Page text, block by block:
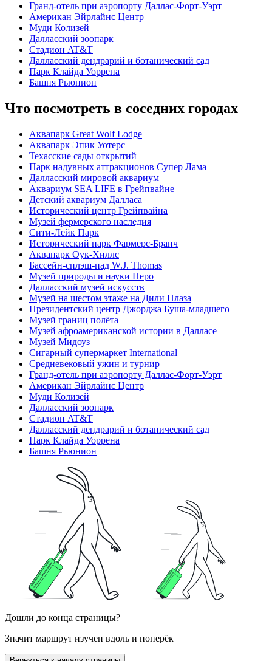
Гранд-отель при аэропорту Даллас-Форт-Уэрт
Американ Эйрлайнс Центр
Муди Колизей
Далласский зоопарк
Стадион AT&T
Далласский дендрарий и ботанический сад
Парк Клайда Уоррена
Башня Рьюнион
Что посмотреть в соседних городах
Аквапарк Great Wolf Lodge
Аквапарк Эпик Уотерс
Техасские сады открытий
Парк надувных аттракционов Супер Лама
Далласский мировой аквариум
Аквариум SEA LIFE в Грейпвайне
Детский аквариум Далласа
Исторический центр Грейпвайна
Музей фермерского наследия
Сити-Лейк Парк
Исторический парк Фармерс-Бранч
Аквапарк Оук-Хиллс
Бассейн-сплэш-пад W.J. Thomas
Музей природы и науки Перо
Далласский музей искусств
Музей на шестом этаже на Дили Плаза
Президентский центр Джорджа Буша-младшего
Музей границ полёта
Музей афроамериканской истории в Далласе
Музей Мидоуз
Сигарный супермаркет International
Средневековый ужин и турнир
Гранд-отель при аэропорту Даллас-Форт-Уэрт
Американ Эйрлайнс Центр
Муди Колизей
Далласский зоопарк
Стадион AT&T
Далласский дендрарий и ботанический сад
Парк Клайда Уоррена
Башня Рьюнион
Дошли до конца страницы?
Значит маршрут изучен вдоль и поперёк